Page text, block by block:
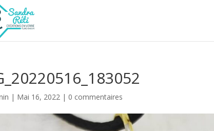
| Mai 16, 2022 | 0 commentaires